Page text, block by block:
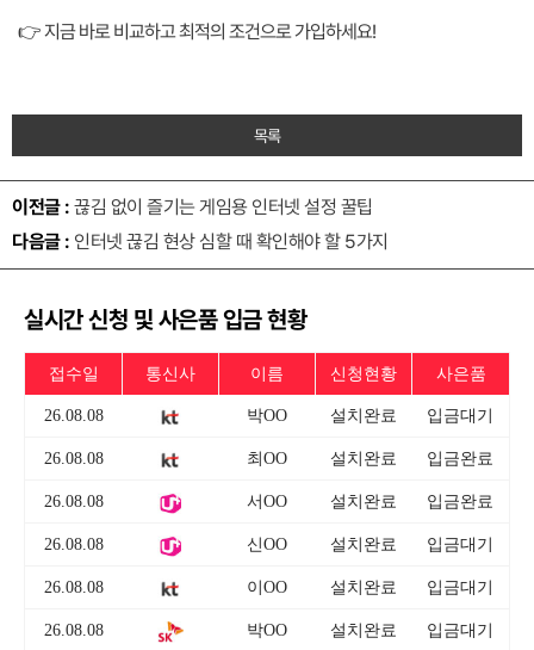
👉 지금 바로 비교하고 최적의 조건으로 가입하세요!
목록
이전글 : 끊김 없이 즐기는 게임용 인터넷 설정 꿀팁
다음글 : 인터넷 끊김 현상 심할 때 확인해야 할 5가지
실시간 신청 및 사은품 입금 현황